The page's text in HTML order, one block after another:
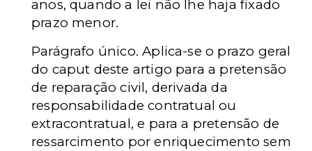
anos, quando a lei não lhe haja fixado
prazo menor.
Parágrafo único. Aplica-se o prazo geral
do caput deste artigo para a pretensão
de reparação civil, derivada da
responsabilidade contratual ou
extracontratual, e para a pretensão de
ressarcimento por enriquecimento sem